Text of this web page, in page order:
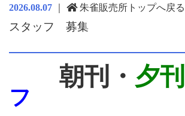
2026.08.07 ｜ 朱雀販売所トップへ戻る
スタッフ 募集
朝刊・ 夕刊
フ